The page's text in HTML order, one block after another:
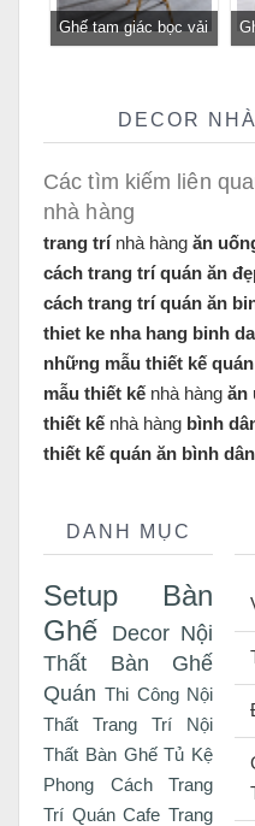
Ghế tam giác bọc vải
bố GLM12B-ghế tiếp
tại Tp.HCMDECOR
Các tìm kiếm liên
nhà hàng
trang trínhà hàng ăn
cách trang trí quán ăn
cách trang trí quán ăn
thiet ke nha hang binh
những mẫu thiết kế
mẫu thiết kế nhà hàng ăn
thiết kế nhà hàng bình
thiết kế quán ăn bình dân
DANH MỤC
Setup Bàn
Ghế
Decor Nội
Thất
Bàn Ghế
Quán Thi Công Nội
Thất
Trang Trí Nội
Thất Bàn Ghế Tủ Kệ
Phong Cách
Trang
Trí Quán Cafe Trang